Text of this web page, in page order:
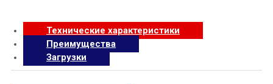
Технические характеристики
Преимущества
Загрузки